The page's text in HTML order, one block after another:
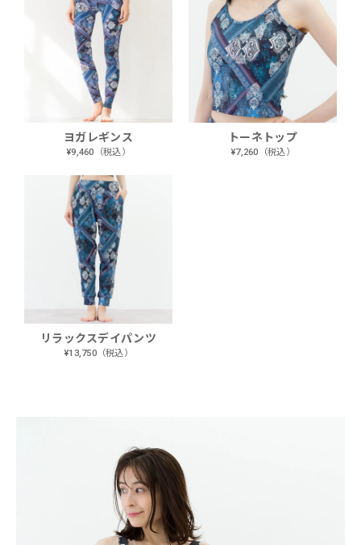
ヨガレギンス
¥9,460（税込）
トーネトップ
¥7,260（税込）
リラックスデイパンツ
¥13,750（税込）